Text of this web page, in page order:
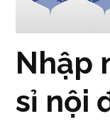
Nhập
sỉ nội